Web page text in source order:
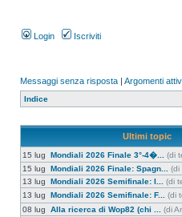
Login Iscriviti
Messaggi senza risposta | Argomenti
Indice
Ultimi topic
15 lug Mondiali 2026 Finale 3°-4�... (di
15 lug Mondiali 2026 Finale: Spagn... (di
13 lug Mondiali 2026 Semifinale: I... (di
13 lug Mondiali 2026 Semifinale: F... (di
08 lug Alla ricerca di Wop82 (chi ... (di